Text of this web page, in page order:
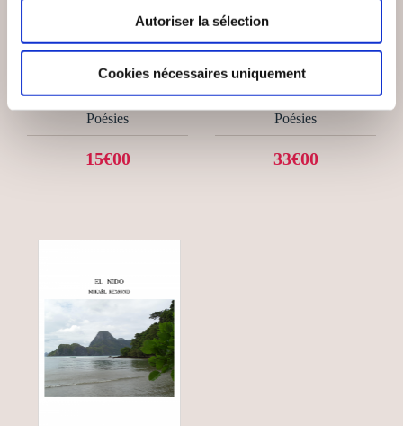
Autoriser la sélection
Cookies nécessaires uniquement
Marius KAVEGE
MIROIRS ET REFLETS
Poésies
15€00
Boris Vasovitch
DES RIMES — VOL. 1
Poésies
33€00